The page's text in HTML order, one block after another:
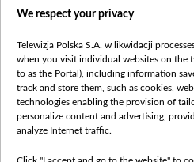
Правілы
Белсат
Белсат
We respect your privacy
Telewizja Polska S.A. w likwidacji
when you visit individual websites on the
to as the Portal), including information
track and store them, such as cookies,
technologies enabling the provision of
personalize content and advertising,
analyze Internet traffic.